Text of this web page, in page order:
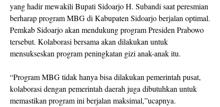
yang hadir mewakili Bupati Sidoarjo H. Subandi saat peresmian
berharap program MBG di Kabupaten Sidoarjo berjalan optimal.
Pemkab Sidoarjo akan mendukung program Presiden Prabowo
tersebut. Kolaborasi bersama akan dilakukan untuk
mensukseskan program peningkatan gizi anak-anak itu.
“Program MBG tidak hanya bisa dilakukan pemerintah pusat,
kolaborasi dengan pemerintah daerah juga dibutuhkan untuk
memastikan program ini berjalan maksimal,”ucapnya.